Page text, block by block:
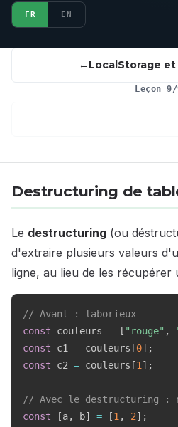
FR EN
LocalStorage
Leçon 9/
Destructuring de
Le destructuring (ou
d'extraire plusieurs valeurs
ligne, au lieu de les récupérer
// Avant : laborieux
const couleurs = [ "rouge" ,
const c1 = couleurs [0] ;
const c2 = couleurs [1 ] ;
// Avec le destructuring :
const
[a, b] = [1 , 2] ;